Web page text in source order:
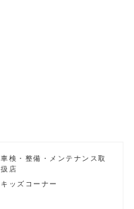
車検・整備・メンテナンス取
扱店
キッズコーナー